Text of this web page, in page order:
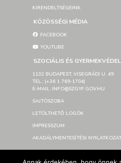
KIRENDELTSÉGEINK
KÖZÖSSÉGI MÉDIA
FACEBOOK
YOUTUBE
SZOCIÁLIS ÉS
1132 BUDAPEST, VISEGRÁDI U. 49
TEL.: (+36 1 769-1704)
E-MAIL: INFO@SZGYF.GOV.HU
SAJTÓSZOBA
LETÖLTHETŐ LOGÓK
IMPRESSZUM
AKADÁLYMENTESÍTÉSI NYILATKOZAT